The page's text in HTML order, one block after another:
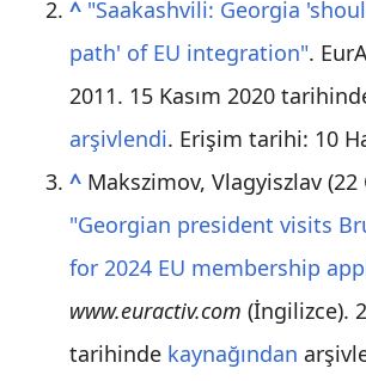
^ "Saakashvili: Georgia
path' of EU integration".
2011. 15 Kasım 2020
arşivlendi. Erişim tarihi: 10
^ Makszimov, Vlagyiszlav (22
"Georgian president visits
for 2024 EU membership
www.euractiv.com (İngilizce).
tarihinde kaynağından